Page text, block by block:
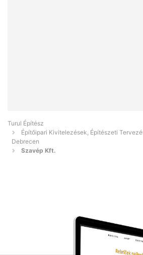
Turul Építész
Építőipari Kivitelezések, Építészeti
Debrecen
Szavép Kft.